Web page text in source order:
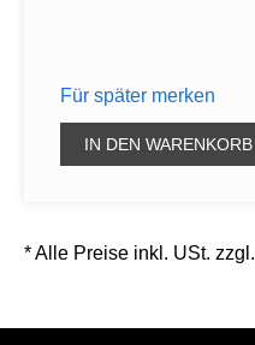
Für später merken
IN DEN WARENKORB
* Alle Preise inkl. USt. zzgl.